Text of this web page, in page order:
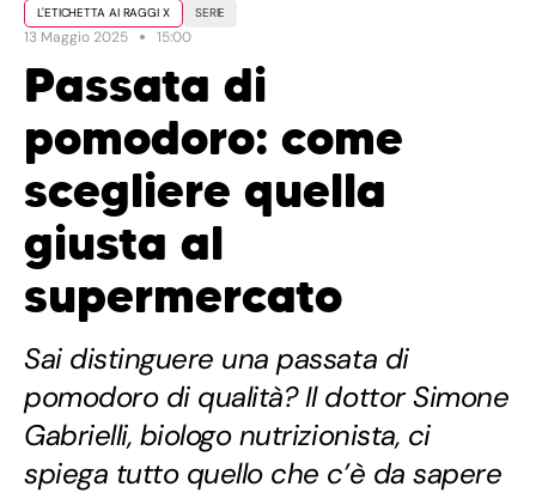
L'ETICHETTA AI RAGGI X SERIE
13 Maggio 2025 15:00
Passata di
pomodoro: come
scegliere quella
giusta al
supermercato
Sai distinguere una passata di
pomodoro di qualità? Il dottor Simone
Gabrielli, biologo nutrizionista, ci
spiega tutto quello che c’è da sapere